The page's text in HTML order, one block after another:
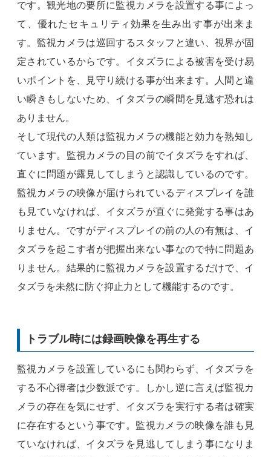
です。観光地の要所に監視カメラを設置する事によっ
て、優れたセキュリティ効果を生み出す事が出来ま
す。監視カメラは巡回するスタッフと違い、視界が固
定されているからです。イタズラによる被害を受け易
いポイントを、見守り続ける事が出来ます。人間と違
い瞬きもしないため、イタズラの瞬間を見逃す恐れは
ありません。
そして現代の人類は監視カメラの機能と効力を熟知し
ています。監視カメラの目の前でイタズラをすれば、
直ぐに問題が露見してしまうと認識しているのです。
監視カメラの映像が届けられているディスプレイを誰
も見ていなければ、イタズラが直ぐに発覚する事はあ
りません。ですがディスプレイの前の人の有無は、イ
タズラを起こす者が把握出来ない事なので特に問題あ
りません。結果的に監視カメラを設置するだけで、イ
タズラを未然に防ぐ抑止力として機能するのです。
トラブル時には録画映像を再生する
監視カメラを設置しているにも関わらず、イタズラを
する不心得者は少数派です。しかし逆に言えば監視カ
メラの存在を気にせず、イタズラを実行する者は確実
に存在するという事です。監視カメラの映像を誰も見
ていなければ、イタズラを見逃してしまう事になりま